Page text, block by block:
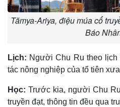
Tămya-Ariya, điệu múa cổ
Báo
Lịch: Người Chu Ru theo lịch
tác nông nghiệp của tổ tiên
Học: Trước kia, người Chu
truyền đạt, thông tin đều qua